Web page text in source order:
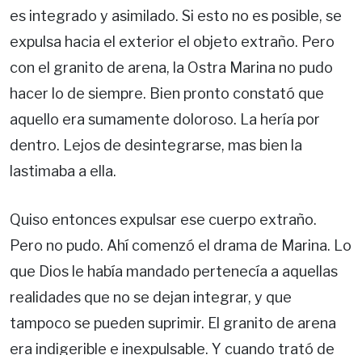
es integrado y asimilado. Si esto no es posible, se
expulsa hacia el exterior el objeto extraño. Pero
con el granito de arena, la Ostra Marina no pudo
hacer lo de siempre. Bien pronto constató que
aquello era sumamente doloroso. La hería por
dentro. Lejos de desintegrarse, mas bien la
lastimaba a ella.
Quiso entonces expulsar ese cuerpo extraño.
Pero no pudo. Ahí comenzó el drama de Marina. Lo
que Dios le había mandado pertenecía a aquellas
realidades que no se dejan integrar, y que
tampoco se pueden suprimir. El granito de arena
era indigerible e inexpulsable. Y cuando trató de